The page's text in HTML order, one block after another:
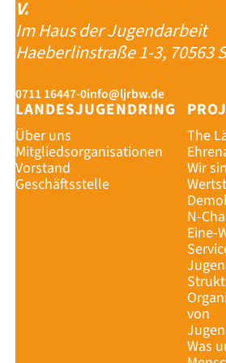
V.
Im Haus der Jugendarbeit
Haeberlinstraße 1-3, 70563
0711 16447-0info@ljrbw.de
LANDESJUGENDRING
Über uns
Mitgliedsorganisationen
Vorstand
Geschäftsstelle
The
Wir
N-
Eine-
von
Was